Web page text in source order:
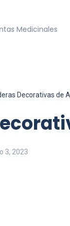
Medicinales
Decorativas de
3, 2023